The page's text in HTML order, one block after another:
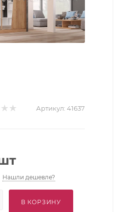
Артикул: 41637
Нашли дешевле?
В КОРЗИНУ